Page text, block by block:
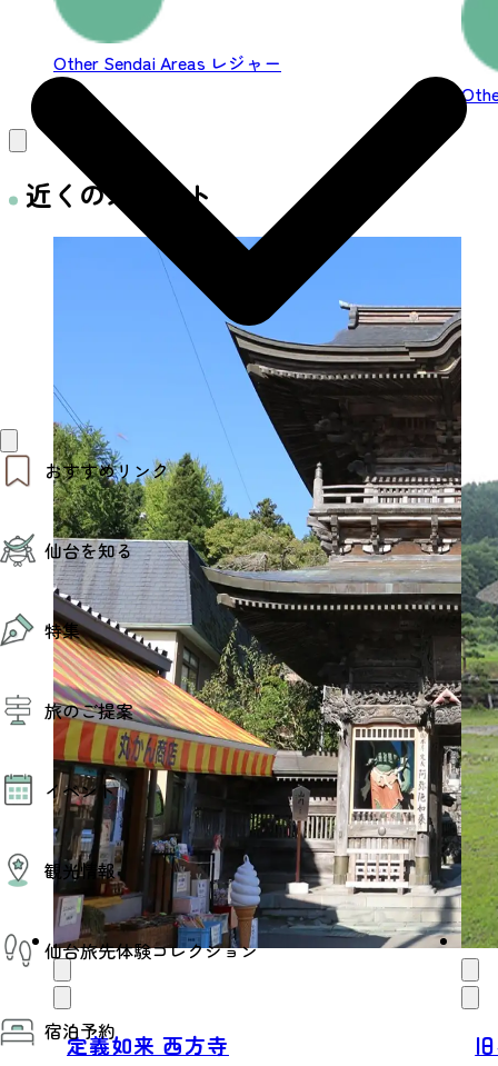
おすすめリンク
仙台夜時間
モデルコース
エリアガイド
お知らせ
お得なチケット
仙台を知る
仙台の魅力
エリアガイド
復興に向けて
仙台観光PR動画ライブラリー
仙台から行く東北周遊旅
伝統的工芸品
特集
特集
夜時間トピックス
旅のご提案
モデルコース
AIおまかせコース
オリジナルプラン
みんなの旅行記
イベント
イベント情報
その他イベント情報（音楽・展示会）
スポーツ情報
コンベンション情報
観光情報
観光スポット
温泉
美味いもの
季節のイベント
プロスポーツチーム・プロオーケストラ
仙台の銘品
仙台旅先体験コレクション
仙台旅先体験コレクション
体験プログラム検索（予約）
体験事業者からのお知らせ
宿泊予約
Other Sendai Areas レジャー
近くのスポット
定義如来 西方寺